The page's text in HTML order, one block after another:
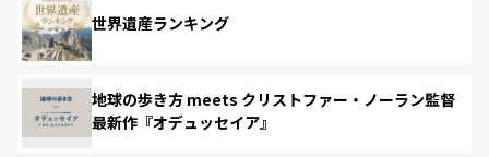
世界遺産ランキング
地球の歩き方 meets クリストファー・ノーラン監督
最新作『オデュッセイア』